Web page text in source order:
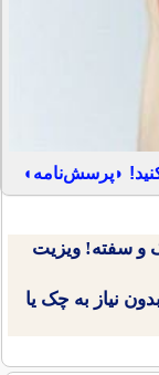
◗پرسش‌نامه◖
و سفته! ویزیت
نیاز به چک یا